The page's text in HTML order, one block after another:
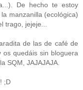
De hecho te estoy
manzanilla (ecológica)
trago, jejeje...
de las de café de
os quedáis sin bloguera
SQM, JAJAJAJA.
;D